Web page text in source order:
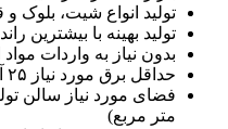
تولید انواع شیت، بلوک و
تولید بهینه با بیشترین
بدون نیاز به واردات مواد
حداقل برق مورد نیاز ۲۵ آمپر
متر مربع)